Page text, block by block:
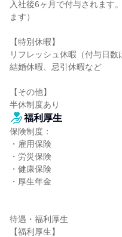
入社後6ヶ月で付与されます
ます）
【特別休暇】
リフレッシュ休暇（付与日数
結婚休暇、忌引休暇など
【その他】
半休制度あり
福利厚生
保険制度：
・雇用保険
・労災保険
・健康保険
・厚生年金
待遇・福利厚生
【福利厚生】